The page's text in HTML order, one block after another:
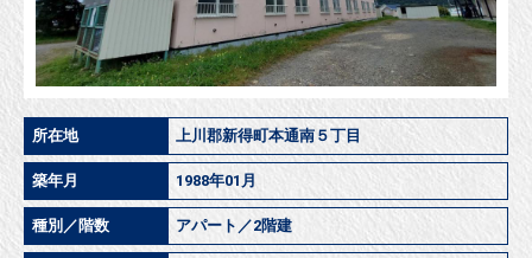
所在地 上川郡新得町本通南５丁目
築年月 1988年01月
種別／階数 アパート／2階建